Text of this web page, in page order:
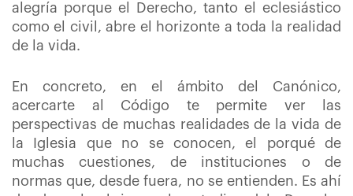
alegría porque el Derecho, tanto el eclesiástico
como el civil, abre el horizonte a toda la realidad
de la vida.
En concreto, en el ámbito del Canónico,
acercarte al Código te permite ver las
perspectivas de muchas realidades de la vida de
la Iglesia que no se conocen, el porqué de
muchas cuestiones, de instituciones o de
normas que, desde fuera, no se entienden. Es ahí